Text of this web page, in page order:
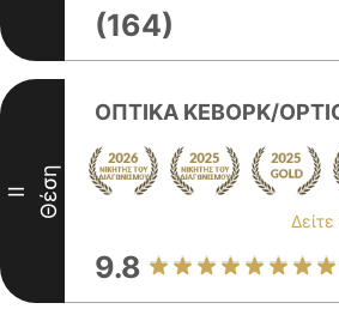
(164)
II Θέση
ΟΠΤΙΚΑ ΚΕΒΟΡΚ/
9.8